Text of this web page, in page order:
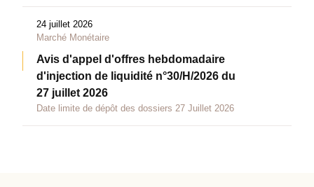
24 juillet 2026
Marché Monétaire
Avis d'appel d'offres hebdomadaire
d'injection de liquidité n°30/H/2026 du
27 juillet 2026
Date limite de dépôt des dossiers 27 Juillet 2026